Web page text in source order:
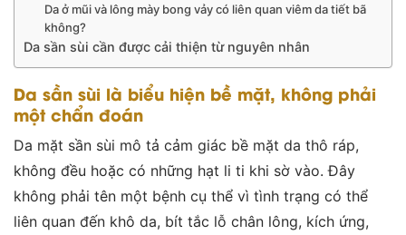
Da ở mũi và lông mày bong vảy có liên quan viêm da tiết bã
không?
Da sần sùi cần được cải thiện từ nguyên nhân
Da sần sùi là biểu hiện bề mặt, không phải
một chẩn đoán
Da mặt sần sùi mô tả cảm giác bề mặt da thô ráp,
không đều hoặc có những hạt li ti khi sờ vào. Đây
không phải tên một bệnh cụ thể vì tình trạng có thể
liên quan đến khô da, bít tắc lỗ chân lông, kích ứng,